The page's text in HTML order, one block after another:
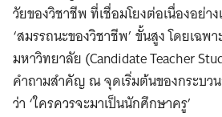
วัยของวิชาชีพ ที่เชื่อมโยงต่อเนื่องอย่า
‘สมรรถนะของวิชาชีพ’ ขั้นสูง โดยเฉพ
มหาวิทยาลัย (Candidate Teacher
คำถามสำคัญ ณ จุดเริ่มต้นของกระบ
ว่า ‘ใครควรจะมาเป็นนักศึกษาครู’